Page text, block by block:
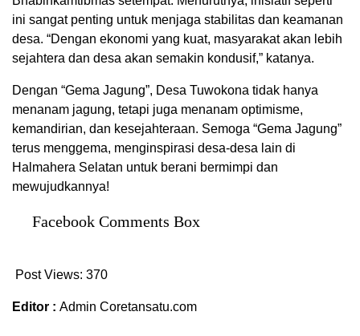
ini sangat penting untuk menjaga stabilitas dan keamanan
desa. “Dengan ekonomi yang kuat, masyarakat akan lebih
sejahtera dan desa akan semakin kondusif,” katanya.
Dengan “Gema Jagung”, Desa Tuwokona tidak hanya
menanam jagung, tetapi juga menanam optimisme,
kemandirian, dan kesejahteraan. Semoga “Gema Jagung”
terus menggema, menginspirasi desa-desa lain di
Halmahera Selatan untuk berani bermimpi dan
mewujudkannya!
Facebook Comments Box
Post Views: 370
Editor : Admin Coretansatu.com